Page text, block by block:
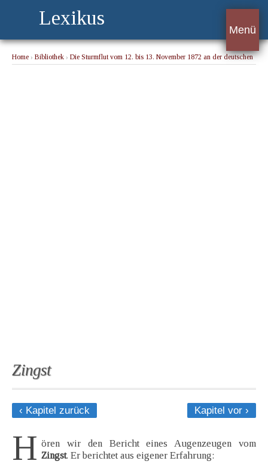
Lexikus
Menü
Home › Bibliothek › Die Sturmflut vom 12. bis 13. November 1872 an der deutschen
Zingst
‹ Kapitel zurück Kapitel vor ›
H ören wir den Bericht eines Augenzeugen vom
Zingst. Er berichtet aus eigener Erfahrung: